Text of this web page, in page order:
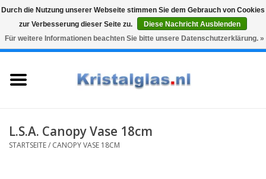
Snelle levering
Graveren
0 Artikel - €0,00
Karaffen
L.S.A. Canopy Vase 18cm
STARTSEITE/ CANOPY VASE 18CM
Durch die Nutzung unserer Webseite stimmen Sie dem Gebrauch von Cookies
zur Verbesserung dieser Seite zu.
Diese Nachricht Ausblenden
Für weitere Informationen beachten Sie bitte unsere Datenschutzerklärung. »